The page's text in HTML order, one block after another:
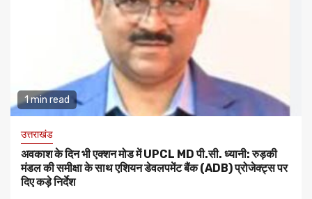
1 min read
उत्तराखंड
अवकाश के दिन भी एक्शन मोड में UPCL MD पी.सी. ध्यानी: रुड़की
मंडल की समीक्षा के साथ एशियन डेवलपमेंट बैंक (ADB) प्रोजेक्ट्स पर
दिए कड़े निर्देश